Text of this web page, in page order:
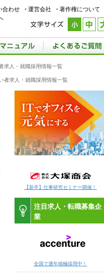
合わせ 運営会社
著作権について
求人・就職採用情報一覧
者求人・就職採用情報一覧
【新卒】仕事研究セミナー開催！
注目求人・転職募集企
業
全国で通年積極採用中！